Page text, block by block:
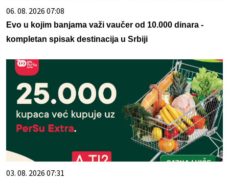
06. 08. 2026 07:08
Evo u kojim banjama važi vaučer od 10.000 dinara -
kompletan spisak destinacija u Srbiji
03. 08. 2026 07:31